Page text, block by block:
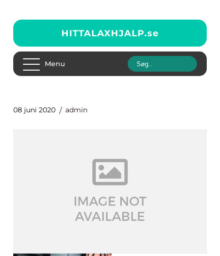
HITTALAXHJALP.se
Menu
08 juni 2020 admin